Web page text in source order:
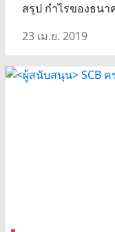
สรุป กำไรของธนา
23 เม.ย. 2019